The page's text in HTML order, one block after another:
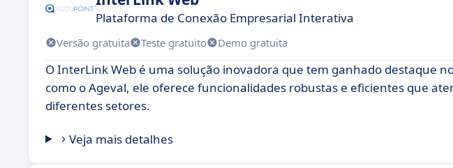
Plataforma de Conexão Empresarial Interativa
Versão gratuita Teste gratuito Demo gratuita
O InterLink Web é uma solução inovadora que tem ganhado destaque
como o Ageval, ele oferece funcionalidades robustas e eficientes que
diferentes setores.
Veja mais detalhes